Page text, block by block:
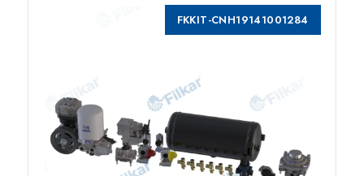
FKKIT-CNH19141001284